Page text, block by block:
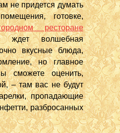
не придется думать
готовке,
ресторане
ждет волшебная
вкусные блюда,
но главное
сможете оценить,
– там вас не будут
пропадающие
разбросанных